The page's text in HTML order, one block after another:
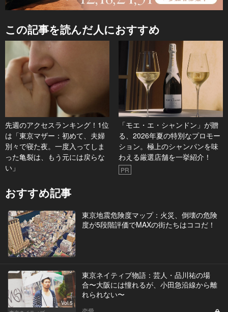
この記事を読んだ人におすすめ
先週のアクセスランキング！1位
は「東京マザー：初めて、夫婦
別々で寝た夜。一度入ってしま
った亀裂は、もう元には戻らな
い」
「モエ・エ・シャンドン」が贈
る、2026年夏の特別なプロモー
ション。極上のシャンパンを味
わえる厳選店舗を一挙紹介！
PR
おすすめ記事
東京地震危険度マップ：火災、倒壊の危険
度が5段階評価でMAXの街たちはココだ！
Vol.5
東京ネイティブ物語：芸人・品川祐の場
合〜大阪には憧れるが、小田急沿線から離
れられない〜